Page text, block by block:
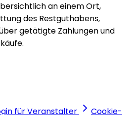
an einem Ort,
des Restguthabens,
getätigte Zahlungen und
für Veranstalter Cookie-